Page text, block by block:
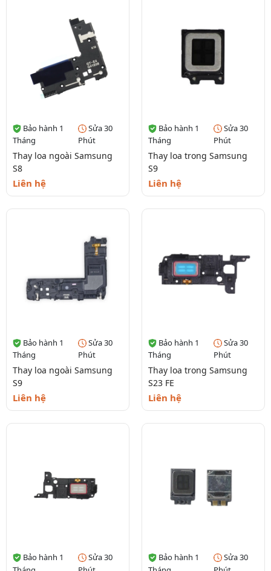
Bảo hành 1
Tháng
Sửa 30
Phút
Thay loa ngoài Samsung
S8
Liên hệ
Bảo hành 1
Tháng
Sửa 30
Phút
Thay loa trong Samsung
S9
Liên hệ
Bảo hành 1
Tháng
Sửa 30
Phút
Thay loa ngoài Samsung
S9
Liên hệ
Bảo hành 1
Tháng
Sửa 30
Phút
Thay loa trong Samsung
S23 FE
Liên hệ
Bảo hành 1
Sửa 30
Bảo hành 1
Sửa 30